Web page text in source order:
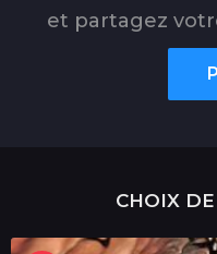
et partagez
CHOIX